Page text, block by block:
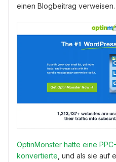
einen Blogbeitrag verweisen.
OptinMonster hatte eine
konvertierte, und als sie auf